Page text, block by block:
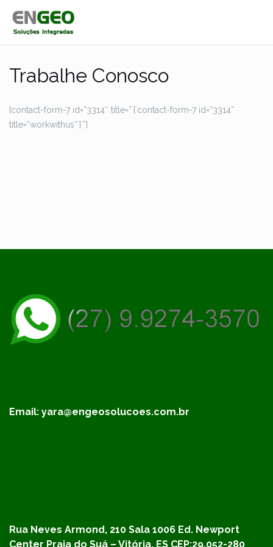
para
conteúdo
Trabalhe Conosco
[contact-form-7 id=”3314″ title=”`{`contact-form-7 id=“3314“
title=“workwithus“`}`”]
Email: yara@engeosolucoes.com.br
Rua Neves Armond, 210 Sala 1006 Ed. Newport
Center Praia do Suá – Vitória, ES CEP:29.052-280